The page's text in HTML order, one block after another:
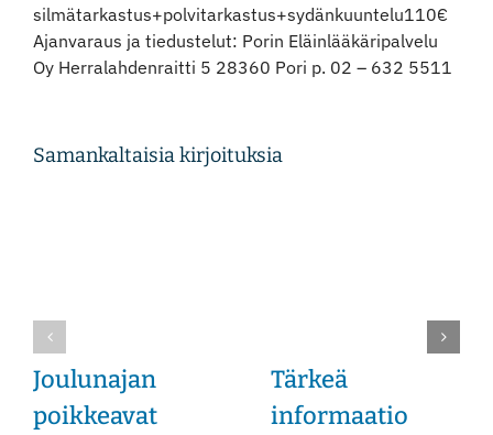
Nettiajanvaraus
Instagram
silmätarkastus+polvitarkastus+sydänkuuntelu110€
Ajanvaraus ja tiedustelut: Porin Eläinlääkäripalvelu
Oy Herralahdenraitti 5 28360 Pori p. 02 – 632 5511
Samankaltaisia kirjoituksia
Joulunajan
poikkeavat
Tärkeä
informaatio